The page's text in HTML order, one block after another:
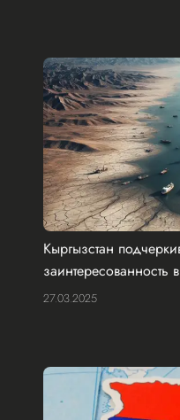
Кыргызстан
заинтересованность
27.03.2025